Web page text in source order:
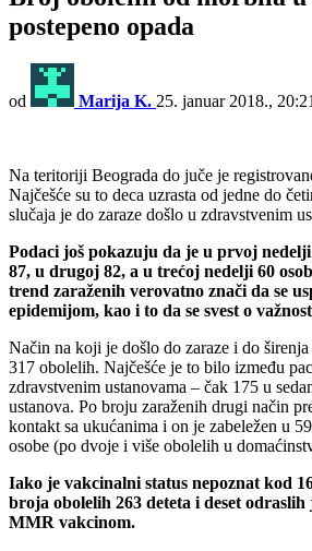
postepeno opada
od Marija K. 25. januar 2018., 20:21
Na teritoriji Beograda do juče je
Najčešće su to deca uzrasta od jedne do
slučaja je do zaraze došlo u zdravstvenim
Podaci još pokazuju da je u prvoj
87, u drugoj 82, a u trećoj nedelji 60
trend zaraženih verovatno znači da se
epidemijom, kao i to da se svest o
Način na koji je došlo do zaraze i do
317 obolelih. Najčešće je to bilo između
zdravstvenim ustanovama – čak 175 u
ustanova. Po broju zaraženih drugi način
kontakt sa ukućanima i on je zabeležen u
osobe (po dvoje i više obolelih u
Iako je vakcinalni status nepoznat kod
broja obolelih 263 deteta i deset odraslih
MMR vakcinom.